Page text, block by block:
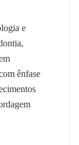
e
ênfase